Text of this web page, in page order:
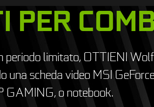
PER
periodo limitato, OTTIENI
una scheda video MSI
GAMING, o notebook.